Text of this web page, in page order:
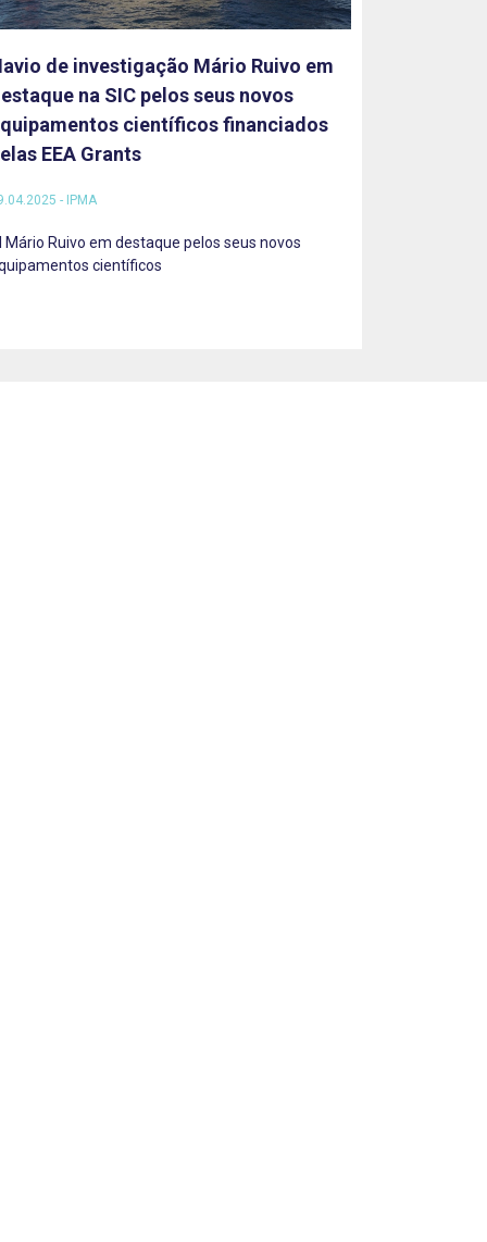
de investigação Mário Ruivo em
na SIC pelos seus novos
científicos financiados
EEA Grants
- IPMA
Mário Ruivo em destaque pelos seus novos
científicos